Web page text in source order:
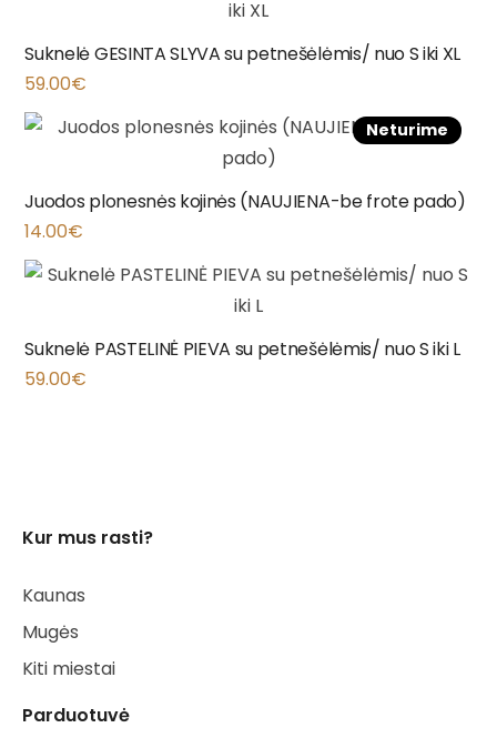
Suknelė GESINTA SLYVA su petnešėlėmis/ nuo S iki XL
59.00€
Neturime
Juodos plonesnės kojinės (NAUJIENA-be frote pado)
14.00€
Suknelė PASTELINĖ PIEVA su petnešėlėmis/ nuo S iki L
59.00€
Kur mus rasti?
Kaunas
Mugės
Kiti miestai
Parduotuvė